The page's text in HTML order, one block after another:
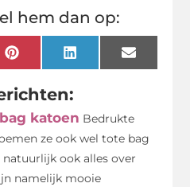
hem dan op:
PinterestLinkedInEmail
katoen Bedrukte
ze ook wel tote bag
natuurlijk ook alles over
namelijk mooie